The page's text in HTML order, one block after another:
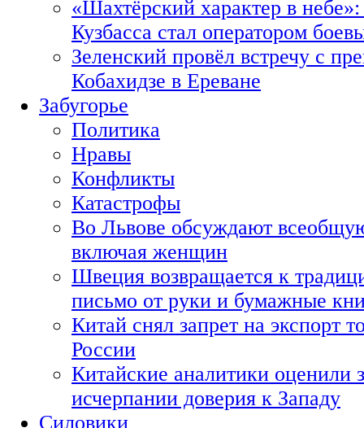
«Шахтёрский характер в
Кузбасса стал оператором
Зеленский провёл встречу с
Кобахидзе в Ереване
Забугорье
Политика
Нравы
Конфликты
Катастрофы
Во Львове обсуждают
включая женщин
Швеция возвращается к
письмо от руки и бумажные
Китай снял запрет на экспорт
России
Китайские аналитики оценили
исчерпании доверия к Западу
Силовики